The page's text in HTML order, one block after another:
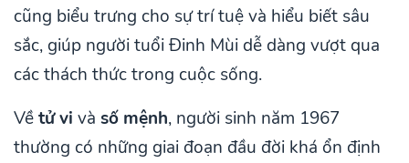
cũng biểu trưng cho sự trí tuệ và hiểu biết sâu
sắc, giúp người tuổi Đinh Mùi dễ dàng vượt qua
các thách thức trong cuộc sống.
Vềtử vi và số mệnh, người sinh năm 1967
thường có những giai đoạn đầu đời khá ổn định